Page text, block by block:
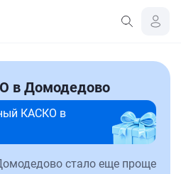
в Домодедово
КАСКО в
стало еще проще